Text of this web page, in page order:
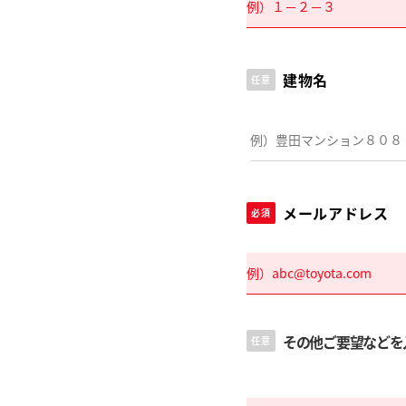
任意 建物名
必須 メールアドレス
任意 その他ご要望など